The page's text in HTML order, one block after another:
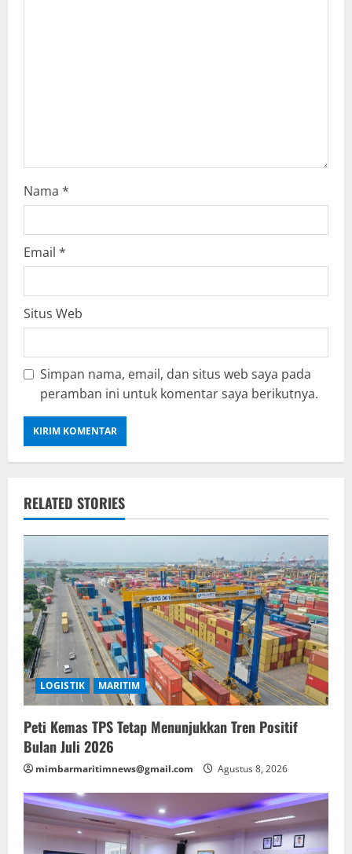
Nama *
Email *
Situs Web
Simpan nama, email, dan situs web saya pada
peramban ini untuk komentar saya berikutnya.
RELATED STORIES
LOGISTIK MARITIM
Peti Kemas TPS Tetap Menunjukkan Tren Positif
Bulan Juli 2026
mimbarmaritimnews@gmail.com Agustus 8, 2026